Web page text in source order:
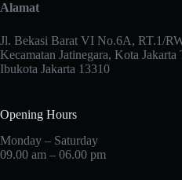
Alamat
Jl. Bekasi Barat VI No.6A, RT.1/
Kecamatan Jatinegara, Kota
Ibukota Jakarta 13310
Opening Hours
Monday – Saturday
09.00 am – 06.00 pm